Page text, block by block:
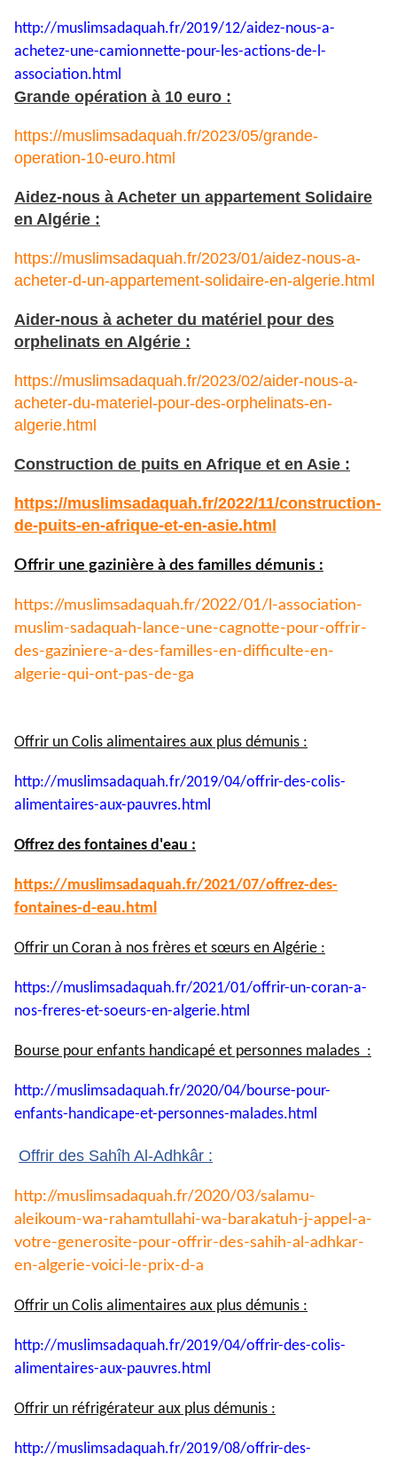
http://muslimsadaquah.fr/2019/12/aidez-nous-a-
achetez-une-camionnette-pour-les-actions-de-l-
association.html
Grande opération à 10 euro :
https://muslimsadaquah.fr/2023/05/grande-
operation-10-euro.html
Aidez-nous à Acheter un appartement Solidaire
en Algérie :
https://muslimsadaquah.fr/2023/01/aidez-nous-a-
acheter-d-un-appartement-solidaire-en-algerie.html
Aider-nous à acheter du matériel pour des
orphelinats en Algérie :
https://muslimsadaquah.fr/2023/02/aider-nous-a-
acheter-du-materiel-pour-des-orphelinats-en-
algerie.html
Construction de puits en Afrique et en Asie :
https://muslimsadaquah.fr/2022/11/construction-
de-puits-en-afrique-et-en-asie.html
Offrir une gazinière à des familles démunis :
https://muslimsadaquah.fr/2022/01/l-association-
muslim-sadaquah-lance-une-cagnotte-pour-offrir-
des-gaziniere-a-des-familles-en-difficulte-en-
algerie-qui-ont-pas-de-ga
Offrir un Colis alimentaires aux plus démunis :
http://muslimsadaquah.fr/2019/04/offrir-des-colis-
alimentaires-aux-pauvres.html
Offrez des fontaines d'eau :
https://muslimsadaquah.fr/2021/07/offrez-des-
fontaines-d-eau.html
Offrir un Coran à nos frères et sœurs en Algérie :
https://muslimsadaquah.fr/2021/01/offrir-un-coran-a-
nos-freres-et-soeurs-en-algerie.html
Bourse pour enfants handicapé et personnes malades :
http://muslimsadaquah.fr/2020/04/bourse-pour-
enfants-handicape-et-personnes-malades.html
Offrir des Sahîh Al-Adhkâr :
http://muslimsadaquah.fr/2020/03/salamu-
aleikoum-wa-rahamtullahi-wa-barakatuh-j-appel-a-
votre-generosite-pour-offrir-des-sahih-al-adhkar-
en-algerie-voici-le-prix-d-a
Offrir un Colis alimentaires aux plus démunis :
http://muslimsadaquah.fr/2019/04/offrir-des-colis-
alimentaires-aux-pauvres.html
Offrir un réfrigérateur aux plus démunis :
http://muslimsadaquah.fr/2019/08/offrir-des-